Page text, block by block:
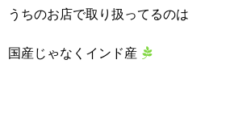
うちのお店で取り扱ってるのは
国産じゃなくインド産